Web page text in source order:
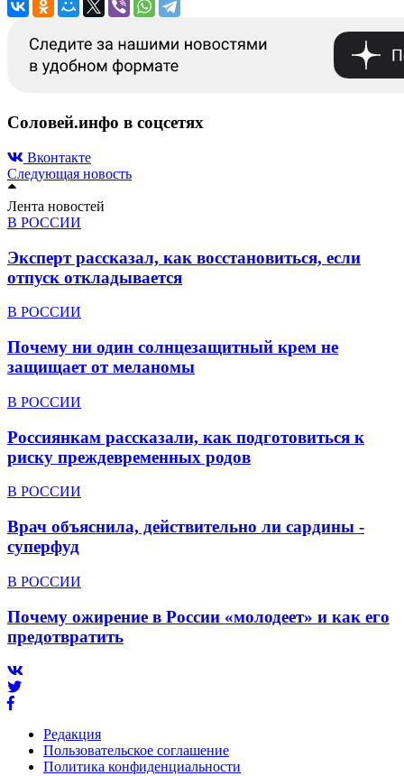
Соловей.инфо в соцсетях
Вконтакте
Следующая новость
Лента новостей
В РОССИИ
Эксперт рассказал, как восстановиться, если
отпуск откладывается
В РОССИИ
Почему ни один солнцезащитный крем не
защищает от меланомы
В РОССИИ
Россиянкам рассказали, как подготовиться к
риску преждевременных родов
В РОССИИ
Врач объяснила, действительно ли сардины -
суперфуд
В РОССИИ
Почему ожирение в России «молодеет» и как его
предотвратить
Редакция
Пользовательское соглашение
Политика конфиденциальности